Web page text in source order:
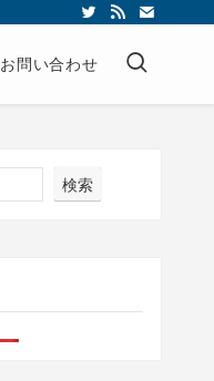
お問い合わせ
検索